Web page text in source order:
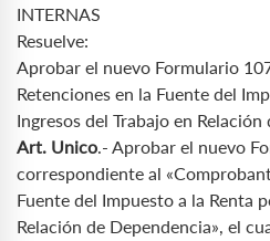
INTERNAS
Resuelve:
Aprobar el nuevo Formulario
Retenciones en la Fuente del
Ingresos del Trabajo en Relación
Art. Unico.- Aprobar el nuevo
correspondiente al
Fuente del Impuesto a la Renta
Relación de Dependencia», el